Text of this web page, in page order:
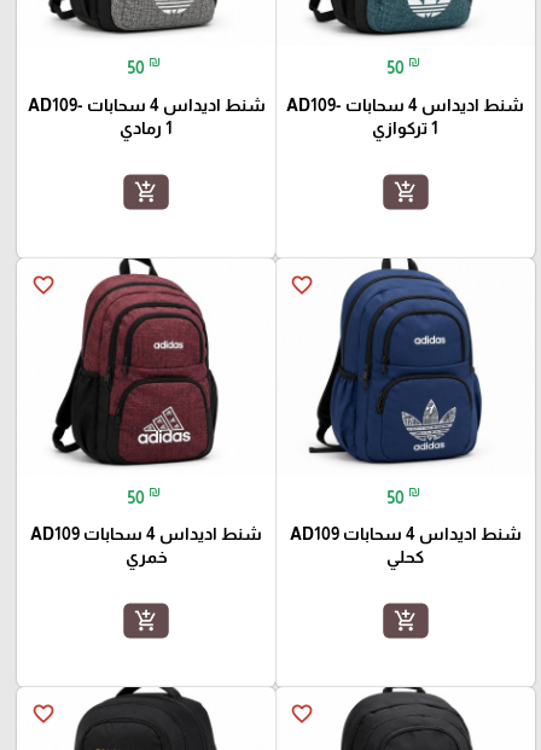
50 ₪
شنط اديداس 4 سحابات AD109-
1 تركوازي
add_shopping_cart
50 ₪
شنط اديداس 4 سحابات AD109-
1 رمادي
add_shopping_cart
favorite_border
50 ₪
شنط اديداس 4 سحابات AD109
كحلي
add_shopping_cart
favorite_border
50 ₪
شنط اديداس 4 سحابات AD109
خمري
add_shopping_cart
favorite_border
favorite_border